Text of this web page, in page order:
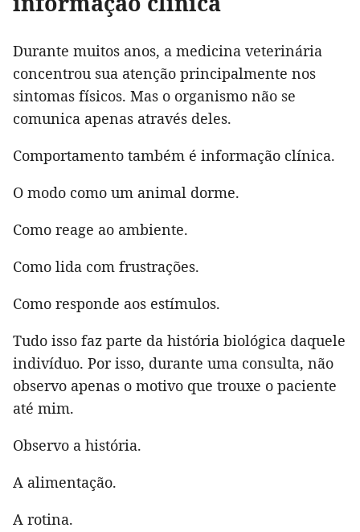
Durante muitos anos, a medicina veterinária
concentrou sua atenção principalmente nos
sintomas físicos. Mas o organismo não se
comunica apenas através deles.
Comportamento também é informação clínica.
O modo como um animal dorme.
Como reage ao ambiente.
Como lida com frustrações.
Como responde aos estímulos.
Tudo isso faz parte da história biológica daquele
indivíduo. Por isso, durante uma consulta, não
observo apenas o motivo que trouxe o paciente
até mim.
Observo a história.
A alimentação.
A rotina.